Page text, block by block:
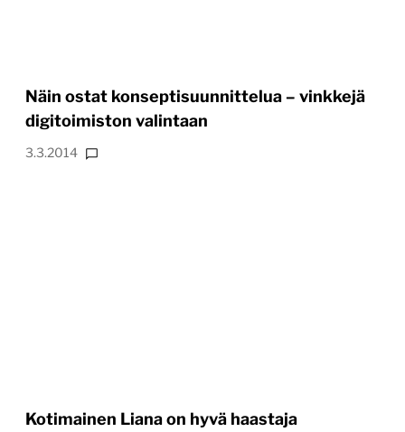
Näin ostat konseptisuunnittelua – vinkkejä
digitoimiston valintaan
3.3.2014
Kotimainen Liana on hyvä haastaja